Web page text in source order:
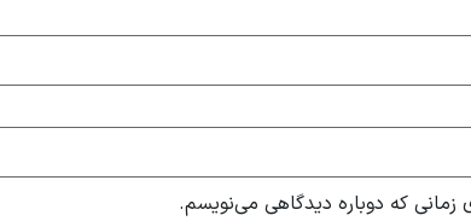
زمانی که دوباره دیدگاهی می‌نویسم.